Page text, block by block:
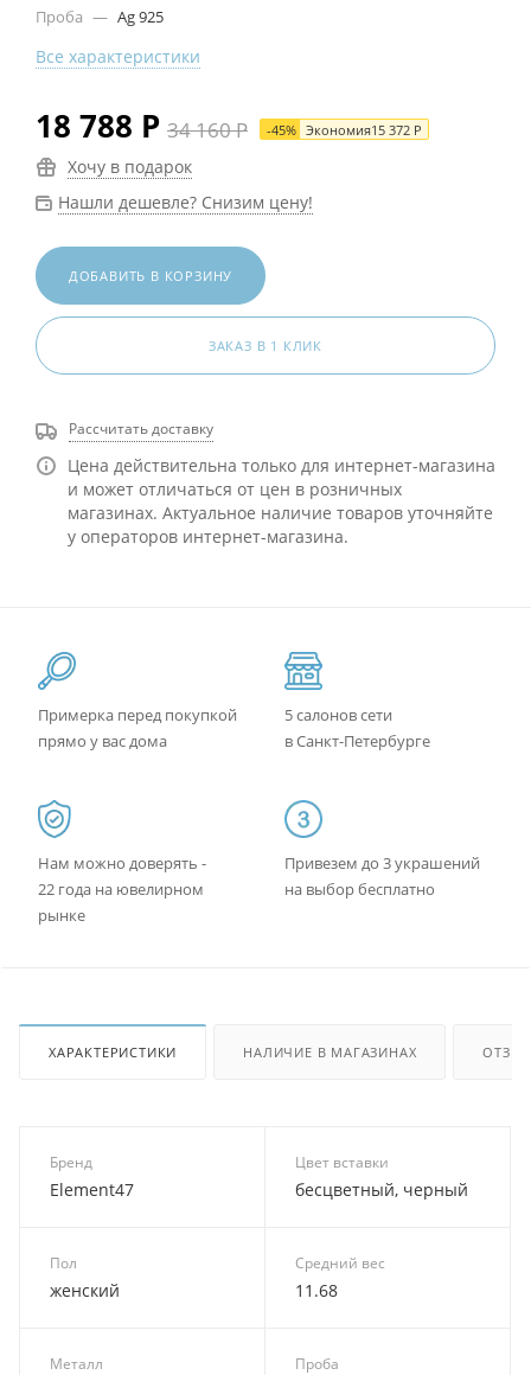
Проба — Ag 925
Все характеристики
18 788 Р 34 160Р -45% Экономия15 372 Р
Хочу в подарок
Нашли дешевле? Снизим цену!
ДОБАВИТЬ В КОРЗИНУ
ЗАКАЗ В 1 КЛИК
Рассчитать доставку
Цена действительна только для интернет-магазина
и может отличаться от цен в розничных
магазинах. Актуальное наличие товаров уточняйте
у операторов интернет-магазина.
Примерка перед покупкой
прямо у вас дома
5 салонов сети
в Санкт-Петербурге
Нам можно доверять -
22 года на ювелирном
рынке
Привезем до 3 украшений
на выбор бесплатно
ХАРАКТЕРИСТИКИ НАЛИЧИЕ В МАГАЗИНАХ
Бренд
Element47
Цвет вставки
бесцветный, черный
Пол
женский
Средний вес
11.68
Металл Проба